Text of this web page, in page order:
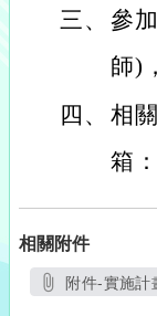
三、 參
師)
四、 相
箱
相關附件
附件-實施